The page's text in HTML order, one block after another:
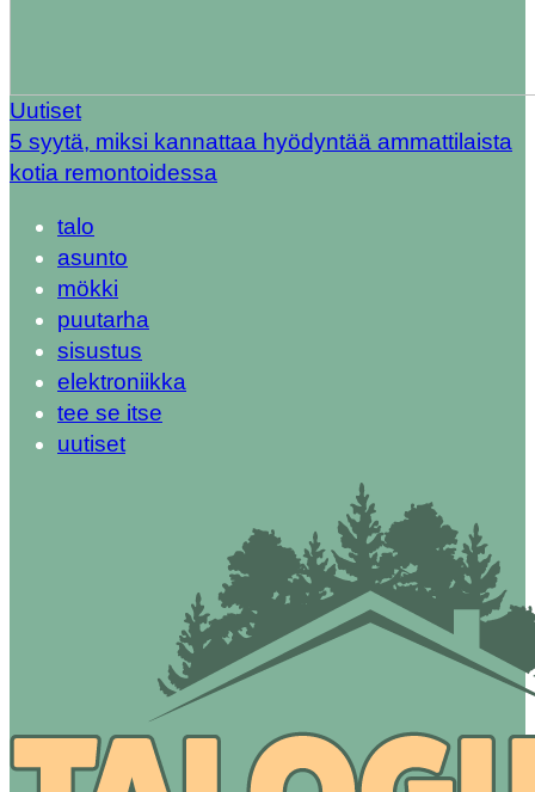
Uutiset
5 syytä, miksi kannattaa hyödyntää ammattilaista
kotia remontoidessa
talo
asunto
mökki
puutarha
sisustus
elektroniikka
tee se itse
uutiset